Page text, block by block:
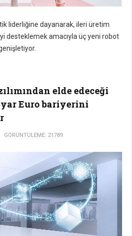
liderliğine dayanarak, ileri üretim
desteklemek amacıyla üç yeni robot
elde edeceği
Euro bariyerini
GÖRÜNTÜLEME: 21789